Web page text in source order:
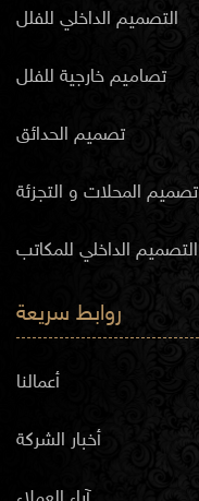
التصميم الداخلي للفلل
تصاميم خارجية للفلل
تصميم الحدائق
تصميم المحلات و التجزئة
التصميم الداخلي للمكاتب
روابط سريعة
أعمالنا
أخبار الشركة